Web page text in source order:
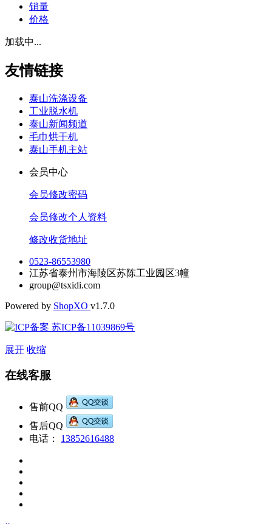
销量
价格
加载中...
友情链接
泰山洗涤设备
工业脱水机
泰山新闻频道
毛巾烘干机
泰山手机主站
会员中心
会员修改密码
会员修改个人资料
修改收货地址
0523-86553980
江苏省泰州市海陵区苏陈工业园区3幢
group@tsxidi.com
Powered by ShopXO v1.7.0
苏ICP备11039869号
展开 收缩
在线客服
售前QQ
售后QQ
电话：
13852616488